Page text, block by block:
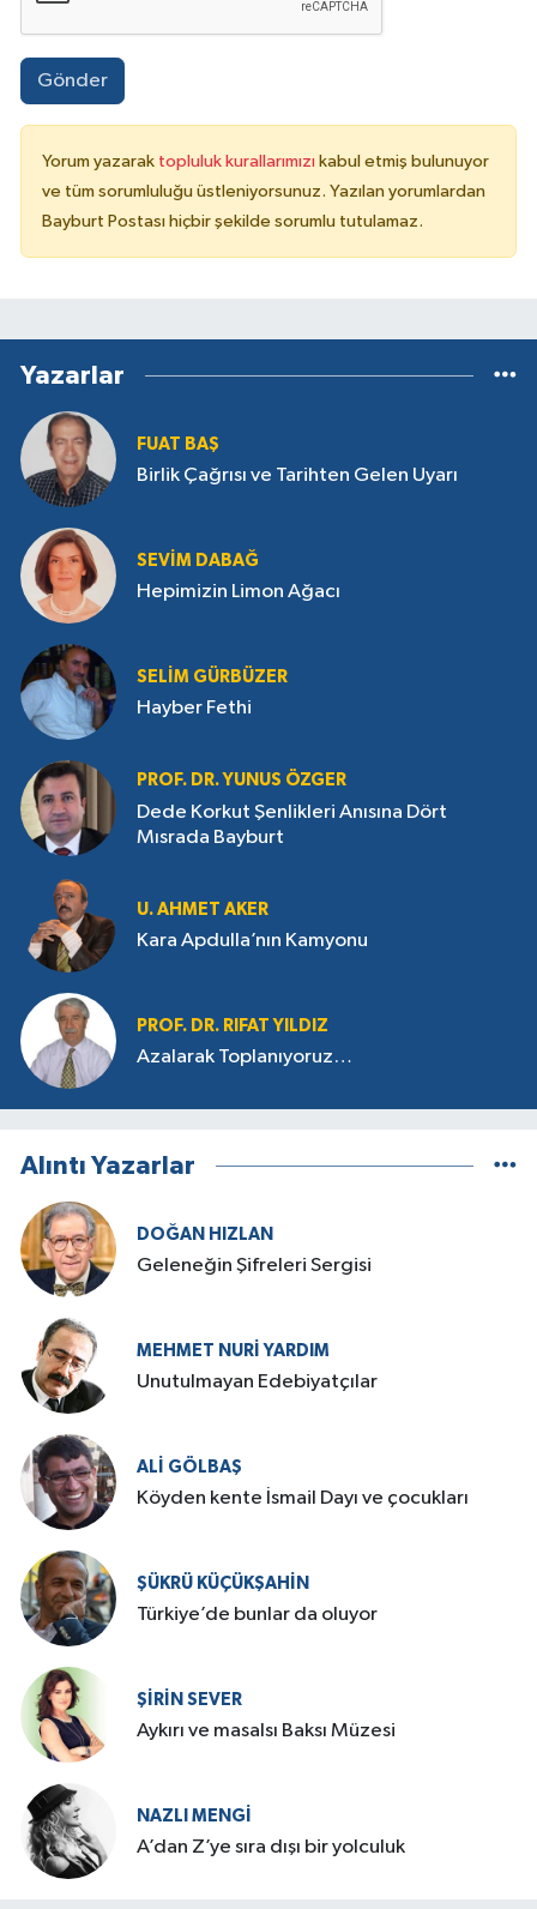
Gönder
Yorum yazarak topluluk kurallarımızı kabul etmiş bulunuyor
ve tüm sorumluluğu üstleniyorsunuz. Yazılan yorumlardan
Bayburt Postası hiçbir şekilde sorumlu tutulamaz.
Yazarlar
FUAT BAŞ
Birlik Çağrısı ve Tarihten Gelen Uyarı
SEVIM DABAĞ
Hepimizin Limon Ağacı
SELIM GÜRBÜZER
Hayber Fethi
PROF. DR. YUNUS ÖZGER
Dede Korkut Şenlikleri Anısına Dört
Mısrada Bayburt
U. AHMET AKER
Kara Apdulla’nın Kamyonu
PROF. DR. RIFAT YILDIZ
Azalarak Toplanıyoruz…
Alıntı Yazarlar
DOĞAN HIZLAN
Geleneğin Şifreleri Sergisi
MEHMET NURI YARDIM
​Unutulmayan Edebiyatçılar
ALI GÖLBAŞ
Köyden kente İsmail Dayı ve çocukları
ŞÜKRÜ KÜÇÜKŞAHIN
Türkiye’de bunlar da oluyor
ŞIRIN SEVER
Aykırı ve masalsı Baksı Müzesi
NAZLI MENGI
A’dan Z’ye sıra dışı bir yolculuk